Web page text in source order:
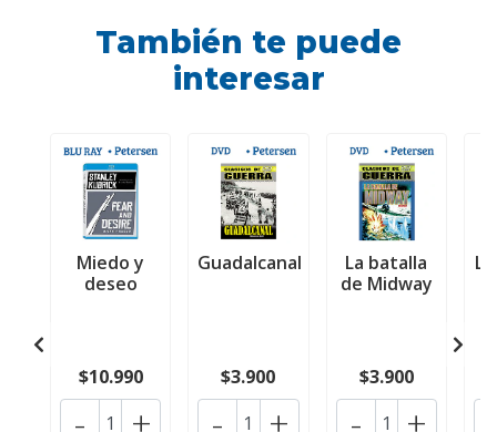
También te puede
interesar
Miedo y
deseo
$10.990
Guadalcanal
$3.900
La batalla
de Midway
$3.900